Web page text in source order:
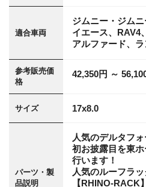
適合車両
ジムニー・ジム
イエース、RAV4
アルファード、
参考販売価
格
42,350円 ～
サイズ 17x8.0
パーツ・製
品説明
人気のデルタフ
初お披露目を東
行います！
人気のルーフラ
【RHINO-RACK